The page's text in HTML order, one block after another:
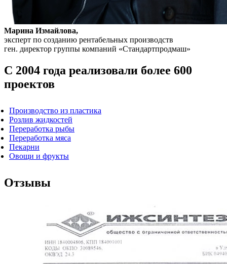
Марина Измайлова,
эксперт по созданию рентабельных производств
ген. директор группы компаний «Стандартпродмаш»
С 2004 года реализовали более 600
проектов
Производство из пластика
Розлив жидкостей
Переработка рыбы
Переработка мяса
Пекарни
Овощи и фрукты
Отзывы